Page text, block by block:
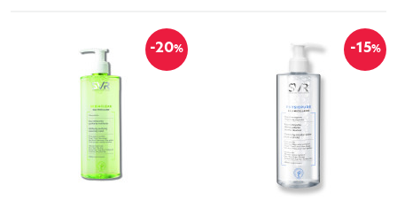
-20% -15%